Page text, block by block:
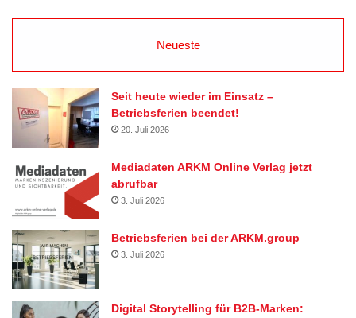
Neueste
Seit heute wieder im Einsatz –
Betriebsferien beendet!
20. Juli 2026
Mediadaten ARKM Online Verlag jetzt
abrufbar
3. Juli 2026
Betriebsferien bei der ARKM.group
3. Juli 2026
Digital Storytelling für B2B-Marken: